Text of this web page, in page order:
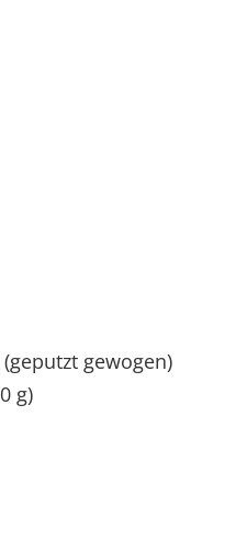
gewogen)
g)